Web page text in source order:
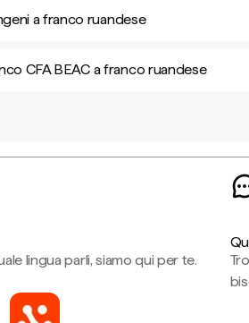
a franco ruandese
CFA BEAC a franco ruandese
lingua parli, siamo qui per te.